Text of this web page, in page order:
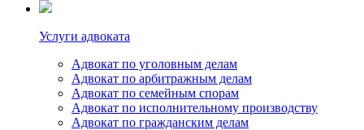
Услуги адвоката
Адвокат по уголовным делам
Адвокат по арбитражным делам
Адвокат по семейным спорам
Адвокат по исполнительному производству
Адвокат по гражданским делам